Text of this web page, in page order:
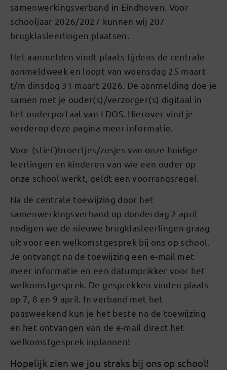
samenwerkingsverband in Eindhoven. Voor
schooljaar 2026/2027 kunnen wij 207
brugklasleerlingen plaatsen.
Het aanmelden vindt plaats tijdens de centrale
aanmeldweek en loopt van woensdag 25 maart
t/m dinsdag 31 maart 2026. De aanmelding doe je
samen met je ouder(s)/verzorger(s) digitaal in
het ouderportaal van LDOS. Hierover vind je
verderop deze pagina meer informatie.
Voor (stief)broertjes/zusjes van onze huidige
leerlingen en kinderen van wie een ouder op
onze school werkt, geldt een voorrangsregel.
Na de centrale toewijzing door het
samenwerkingsverband op donderdag 2 april
nodigen we de nieuwe brugklasleerlingen graag
uit voor een welkomstgesprek bij ons op school.
Je ontvangt na de toewijzing een e-mail met
meer informatie en een datumprikker voor het
welkomstgesprek. De gesprekken vinden plaats
op 7, 8 en 9 april. In verband met het
paasweekend kun je het beste na de toewijzing
en het ontvangen van de e-mail direct het
welkomstgesprek inplannen!
Hopelijk zien we jou straks bij ons op school!